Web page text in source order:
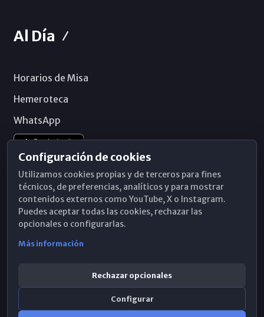
Al Día
Horarios de Misa
Hemeroteca
WhatsApp
Configuración de cookies
Utilizamos cookies propias y de terceros para fines
técnicos, de preferencias, analíticos y para mostrar
contenidos externos como YouTube, X o Instagram.
Puedes aceptar todas las cookies, rechazar las
opcionales o configurarlas.
Más información
Rechazar opcionales
Configurar